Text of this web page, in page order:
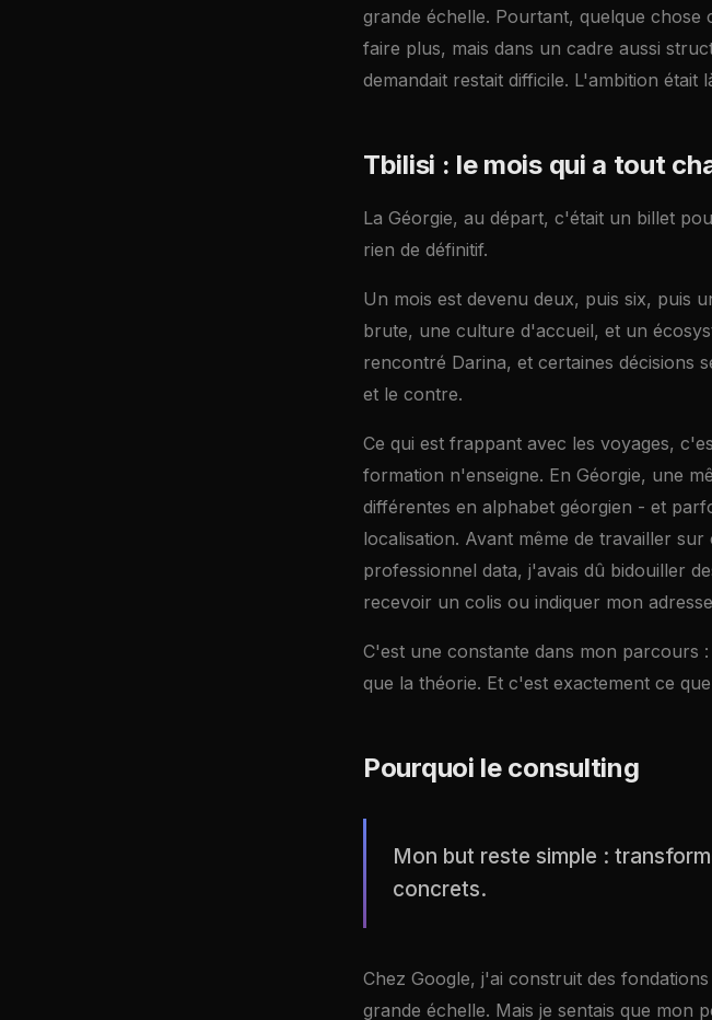
grande échelle. Pourtant, quelque chose
faire plus, mais dans un cadre aussi
demandait restait difficile. L'ambition était
Tbilisi : le mois qui a tout
La Géorgie, au départ, c'était un billet
rien de définitif.
Un mois est devenu deux, puis six, puis
brute, une culture d'accueil, et un
rencontré Darina, et certaines décisions
et le contre.
Ce qui est frappant avec les voyages,
formation n'enseigne. En Géorgie, une
différentes en alphabet géorgien - et
localisation. Avant même de travailler
professionnel data, j'avais dû bidouiller
recevoir un colis ou indiquer mon
C'est une constante dans mon parcours
que la théorie. Et c'est exactement ce
Pourquoi le consulting
Mon but reste simple :
concrets.
Chez Google, j'ai construit des
grande échelle. Mais je sentais que mon